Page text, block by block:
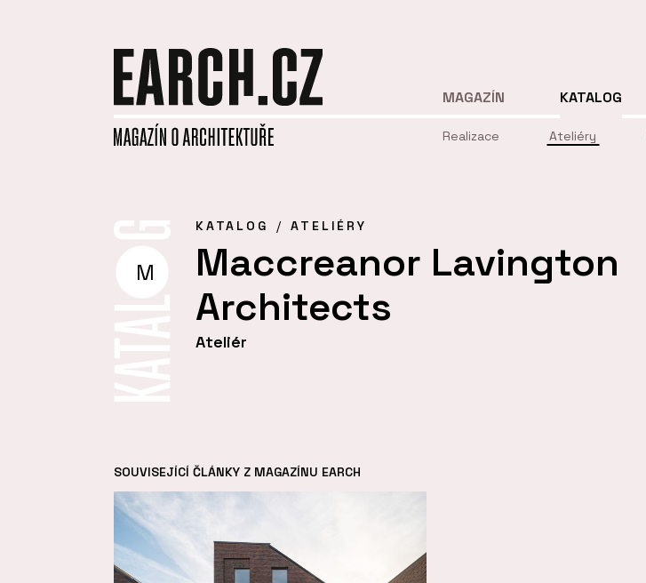
MAGAZÍN KATALOG
Realizace Ateliéry
M
KATALOG ATELIÉRY
Maccreanor Lavington
Architects
Ateliér
SOUVISEJÍCÍ ČLÁNKY Z MAGAZÍNU EARCH